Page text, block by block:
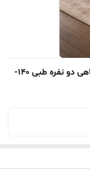
تشک طبی مموری فوم +لاتکس گیاهی دو نفره طبی 140-